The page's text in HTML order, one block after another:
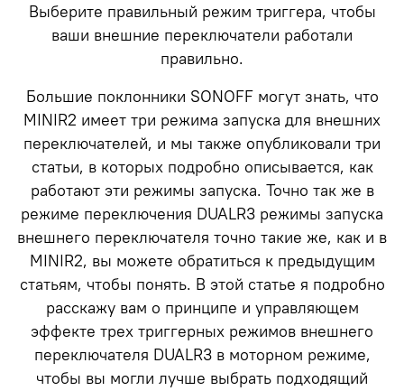
Выберите правильный режим триггера, чтобы
ваши внешние переключатели работали
правильно.
Большие поклонники SONOFF могут знать, что
MINIR2 имеет три режима запуска для внешних
переключателей, и мы также опубликовали три
статьи, в которых подробно описывается, как
работают эти режимы запуска. Точно так же в
режиме переключения DUALR3 режимы запуска
внешнего переключателя точно такие же, как и в
MINIR2, вы можете обратиться к предыдущим
статьям, чтобы понять. В этой статье я подробно
расскажу вам о принципе и управляющем
эффекте трех триггерных режимов внешнего
переключателя DUALR3 в моторном режиме,
чтобы вы могли лучше выбрать подходящий